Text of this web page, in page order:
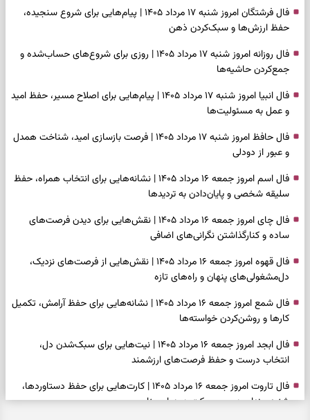
فال فرشتگان امروز شنبه ۱۷ مرداد ۱۴۰۵ | پیام‌هایی برای شروع سنجیده،
حفظ ارزش‌ها و سبک‌کردن ذهن
فال روزانه امروز شنبه ۱۷ مرداد ۱۴۰۵ | روزی برای شروع‌های حساب‌شده و
جمع‌کردن حاشیه‌ها
فال انبیا امروز شنبه ۱۷ مرداد ۱۴۰۵ | پیام‌هایی برای اصلاح مسیر، حفظ امید
و عمل به مسئولیت‌ها
فال حافظ امروز شنبه ۱۷ مرداد ۱۴۰۵ | فرصت بازسازی امید، شناخت همدل
و عبور از دودلی
فال اسم امروز جمعه ۱۶ مرداد ۱۴۰۵ | نشانه‌هایی برای انتخاب همراه، حفظ
سلیقه شخصی و پایان‌دادن به تردیدها
فال چای امروز جمعه ۱۶ مرداد ۱۴۰۵ | نقش‌هایی برای دیدن فرصت‌های
ساده و کنارگذاشتن نگرانی‌های اضافی
فال قهوه امروز جمعه ۱۶ مرداد ۱۴۰۵ | نقش‌هایی از فرصت‌های نزدیک،
دل‌مشغولی‌های پنهان و راه‌های تازه
فال شمع امروز جمعه ۱۶ مرداد ۱۴۰۵ | نشانه‌هایی برای حفظ آرامش، تکمیل
کارها و روشن‌کردن خواسته‌ها
فال ابجد امروز جمعه ۱۶ مرداد ۱۴۰۵ | نیت‌هایی برای سبک‌شدن دل،
انتخاب درست و حفظ فرصت‌های ارزشمند
فال تاروت امروز جمعه ۱۶ مرداد ۱۴۰۵ | کارت‌هایی برای حفظ دستاوردها،
شنیدن ندای درون و حرکت در زمان مناسب